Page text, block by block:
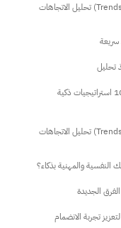
تحليل الاتجاهات (Trends Analysis) كيف تكتشف أنماط العملاء والموظفين من
تحليل الاتجاهات (Trends Analysis) كيف تكتشف أنماط العملاء والموظفين من
والمهنية بذكاء؟
الجديدة